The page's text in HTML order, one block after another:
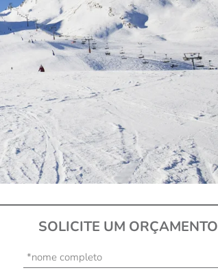
SOLICITE UM ORÇAMENTO